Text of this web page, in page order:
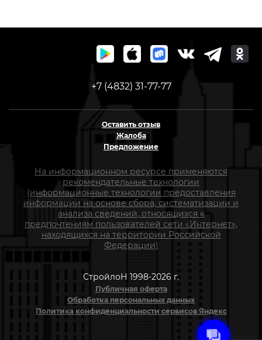
+7 (4832) 31-77-77
Оставить отзыв
Жалоба
Предложение
На информационном ресурсе применяются
рекомендательные технологии
(информационные технологии предоставления
информации на основе сбора, систематизации и
анализа сведений, относящихся к
предпочтениям пользователей сети «Интернет»,
находящихся на территории Российской
Федерации)
СтройлоН 1998-2026 г.
Публичная оферта
Обработка персональных данных
Политика конфиденциальности сервисов Яндекс